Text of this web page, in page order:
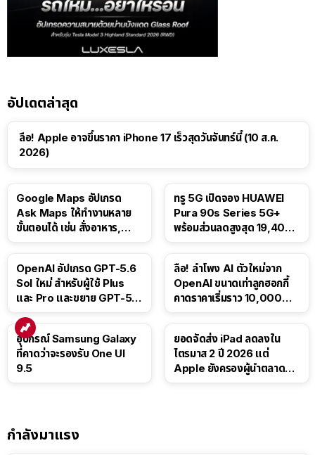
อัปเดตล่าสุด
ลือ! Apple อาจขึ้นราคา iPhone 17 เร็วสุดวันจันทร์นี้ (10 ส.ค.
2026)
Google Maps อัปเกรด
Ask Maps ให้ทำงานหลาย
ขั้นตอนได้ เช่น สั่งอาหาร,
ทรู 5G เปิดจอง HUAWEI
Pura 90s Series 5G+
พร้อมส่วนลดสูงสุด 19,400
OpenAI อัปเกรด GPT-5.6
Sol ใหม่ สำหรับผู้ใช้ Plus
และ Pro และขยาย GPT-5.6
ลือ! ลำโพง AI ตัวใหม่จาก
OpenAI ขนาดเท่าลูกฮอกกี้
คาดราคาเริ่มราว 10,000
อุปกรณ์ Samsung Galaxy
ที่คาดว่าจะรองรับ One UI
9.5
ยอดจัดส่ง iPad ลดลงใน
ไตรมาส 2 ปี 2026 แต่
Apple ยังครองผู้นำตลาด
กำลังมาแรง